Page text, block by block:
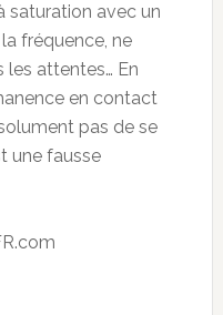
saturation avec un
fréquence, ne
attentes… En
en contact
pas de se
une fausse